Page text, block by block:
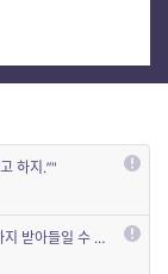
정되었습니다.
검토 등을 거쳐
데, 이후 냉면을
지금은 손쉽게 맛
」은 한 시대의
있는 이야기다.
식 냉면 한 그릇
편을 추천한다.
약 검토 대상으
계약 등의 제안
십시오. 별도의
하지.”"
"AI가 되살려낸 고인의 목소리, 우리는 어디까지 받아들일 수 있을까"